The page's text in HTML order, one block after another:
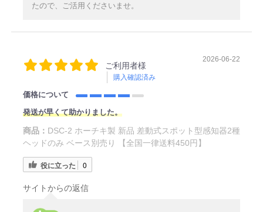
たので、ご活用くださいませ。
ご利用者様
購入確認済み
2026-06-22
価格について
発送が早くて助かりました。
商品： DSC-2 ホーチキ製 新品 差動式スポット型感知器2種
ヘッドのみ ベース別売り 【全国一律送料450円】
役に立った 0
サイトからの返信